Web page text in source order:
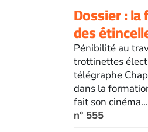
Dossier :
des
Pénibilité au
trottinettes
télégraphe
dans la
fait son cinéma...
n° 555